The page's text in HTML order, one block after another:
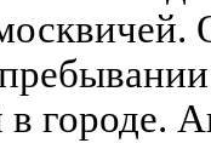
городе.